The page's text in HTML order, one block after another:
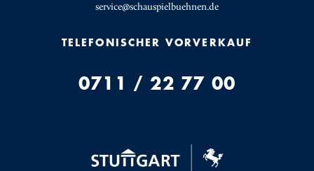
service@schauspielbuehnen.de
TELEFONISCHER VORVERKAUF
0711 / 22 77 00